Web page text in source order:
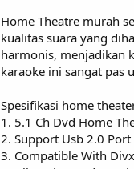
Home Theatre murah
kualitas suara yang
harmonis, menjadikan
karaoke ini sangat pas
Spesifikasi home
1. 5.1 Ch Dvd Home
2. Support Usb 2.0 Port
3. Compatible With